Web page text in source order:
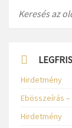
Hirdetmény
Ebösszeírás
Hirdetmény